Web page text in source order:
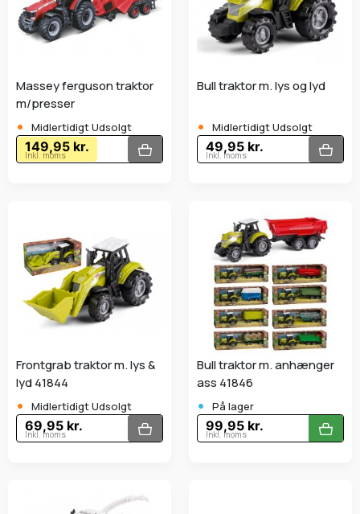
Massey ferguson traktor
m/presser
• Midlertidigt Udsolgt
149,95 kr.
Inkl. moms
Bull traktor m. lys og lyd
• Midlertidigt Udsolgt
49,95 kr.
Inkl. moms
Frontgrab traktor m. lys &
lyd 41844
• Midlertidigt Udsolgt
69,95 kr.
Inkl. moms
Bull traktor m. anhænger
ass 41846
• På lager
99,95 kr.
Inkl. moms